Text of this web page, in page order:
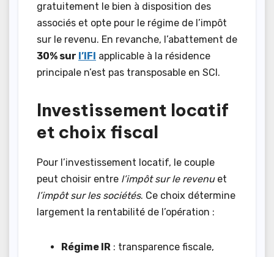
gratuitement le bien à disposition des
associés et opte pour le régime de l’impôt
sur le revenu. En revanche, l’abattement de
30% sur l’IFI applicable à la résidence
principale n’est pas transposable en SCI.
Investissement locatif
et choix fiscal
Pour l’investissement locatif, le couple
peut choisir entre l’impôt sur le revenuet
l’impôt sur les sociétés. Ce choix détermine
largement la rentabilité de l’opération :
Régime IR : transparence fiscale,